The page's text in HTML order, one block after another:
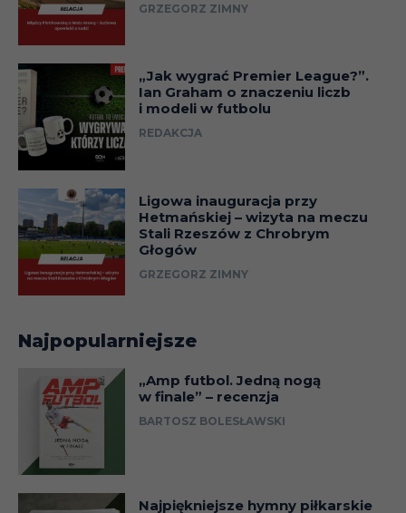
GRZEGORZ ZIMNY
„Jak wygrać Premier League?”.
Ian Graham o znaczeniu liczb
i modeli w futbolu
REDAKCJA
Ligowa inauguracja przy
Hetmańskiej – wizyta na meczu
Stali Rzeszów z Chrobrym
Głogów
GRZEGORZ ZIMNY
Najpopularniejsze
„Amp futbol. Jedną nogą
w finale” – recenzja
BARTOSZ BOLESŁAWSKI
Najpiękniejsze hymny piłkarskie